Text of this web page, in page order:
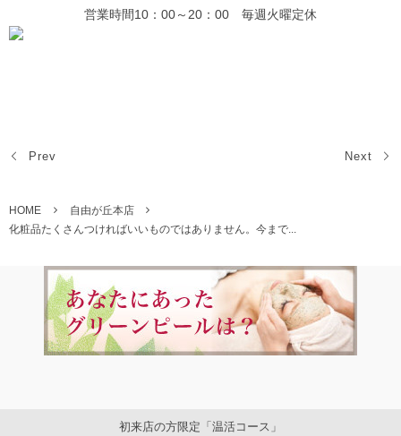
営業時間10：00～20：00 毎週火曜定休
Prev Next
HOME
自由が丘本店
化粧品たくさんつければいいものではありません。今まで...
初来店の方限定「温活コース」